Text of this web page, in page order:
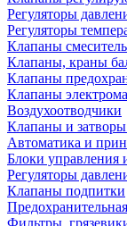
Регуляторы
Регуляторы
Клапаны
Клапаны, краны
Клапаны
Клапаны
Воздухоотводчики
Клапаны и
Автоматика и
Блоки управления
Регуляторы
Клапаны подпитки
Фильтры,